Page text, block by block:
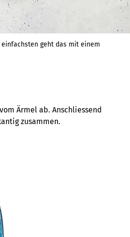
einfachsten geht das mit einem
Ärmel ab. Anschliessend
zusammen.